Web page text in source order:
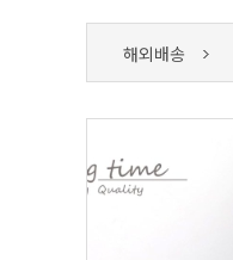
해외배송